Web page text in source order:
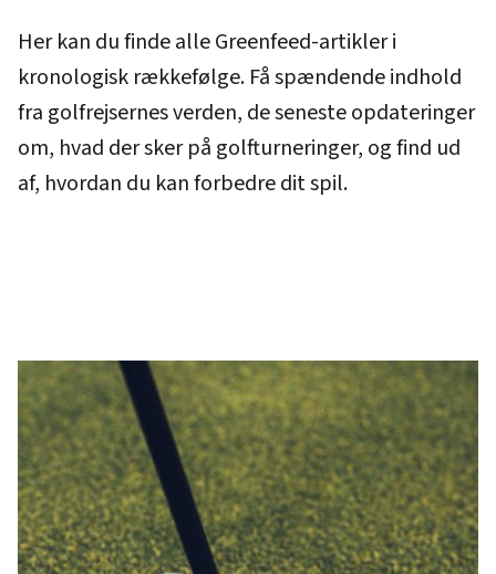
Her kan du finde alle Greenfeed-artikler i
kronologisk rækkefølge. Få spændende indhold
fra golfrejsernes verden, de seneste opdateringer
om, hvad der sker på golfturneringer, og find ud
af, hvordan du kan forbedre dit spil.